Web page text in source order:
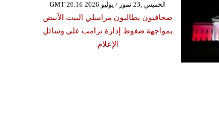
GMT 20:16 2026 الخميس ,23 تموز / يوليو
صحافيون يطالبون مراسلي البيت الأبيض
بمواجهة ضغوط إدارة ترامب على وسائل
الإعلام